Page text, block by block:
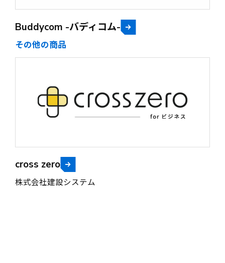
Buddycom -バディコム-
その他の商品
cross zero
株式会社建設システム